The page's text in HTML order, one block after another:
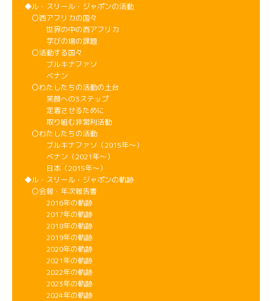
◆ル・スリール・ジャポンの活動
〇西アフリカの国々
世界の中の西アフリカ
学びの場の課題
〇活動する国々
ブルキナファソ
ベナン
〇わたしたちの活動の土台
笑顔への3ステップ
定着させるために
取り組む非営利活動
〇わたしたちの活動
ブルキナファソ（2015年～）
ベナン（2021年～）
日本（2015年～）
◆ル・スリール・ジャポンの軌跡
〇会報・年次報告書
2016年の軌跡
2017年の軌跡
2018年の軌跡
2019年の軌跡
2020年の軌跡
2021年の軌跡
2022年の軌跡
2023年の軌跡
2024年の軌跡